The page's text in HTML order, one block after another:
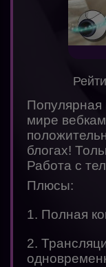
Популярная
мире
блогах!
Работа с
Плюсы:
1. Полная
2.